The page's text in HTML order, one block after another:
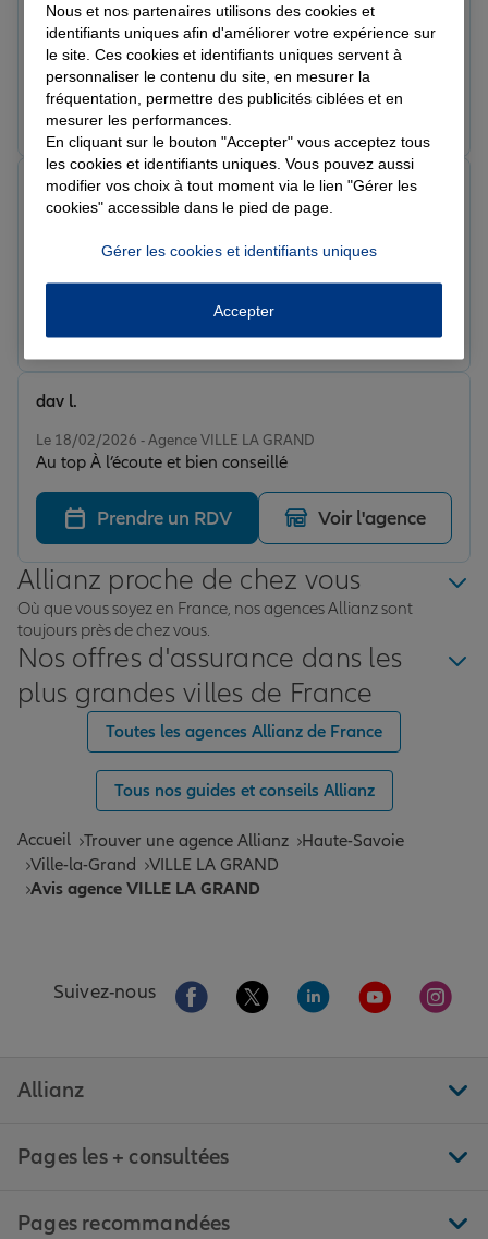
Le 03/06/2026 - Agence VILLE LA GRAND
Elena fait son travail d’une manière exceptionnelle et
efficace.
Prendre un RDV
Note de 5 sur 5
Madame D au top du top comme d'habitude, précis ,
ph p.
Le 18/02/2026 - Agence VILLE LA GRAND
Au top À l’écoute et bien conseillé
dav l.
Prendre un RDV Voir l'agence
Allianz proche de chez vous
Où que vous soyez en France, nos agences Allianz sont
toujours près de chez vous.
Nos offres d'assurance dans les
plus grandes villes de France
Toutes les agences Allianz de France
Tous nos guides et conseils Allianz
Accueil Trouver une agence Allianz
Haute-Savoie
Ville-la-Grand
VILLE LA GRAND
Avis agence VILLE LA GRAND
Suivez-nous Aller sur la page Facebook de Allianz
Aller sur la page Twitter de
Aller sur la page
Aller sur la
Aller
Allianz
Pages les + consultées
Pages recommandées
Nous et nos partenaires utilisons des cookies et
identifiants uniques afin d'améliorer votre expérience sur
le site. Ces cookies et identifiants uniques servent à
personnaliser le contenu du site, en mesurer la
fréquentation, permettre des publicités ciblées et en
mesurer les performances.
En cliquant sur le bouton "Accepter" vous acceptez tous
les cookies et identifiants uniques. Vous pouvez aussi
modifier vos choix à tout moment via le lien "Gérer les
cookies" accessible dans le pied de page.
Gérer les cookies et identifiants uniques
Accepter